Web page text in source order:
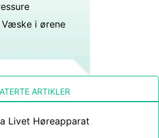
Væske i ørene
ARTIKLER
Livet Høreapparat